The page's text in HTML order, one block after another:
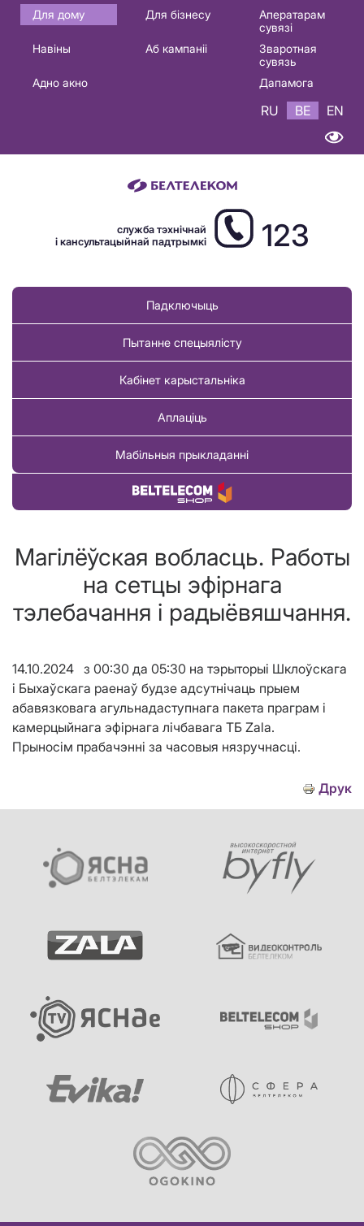
Основная
навигация
Для дому Для бізнесу
Аператарам
сувязі
Навіны
Аб кампаніі
Зваротная
сувязь
Адно акно
Дапамога
RU BE EN
служба тэхнічнай
і кансультацыйнай падтрымкі
123
Падключыць
Пытанне спецыялісту
Кабінет карыстальніка
Аплаціць
Мабільныя прыкладанні
Купіць тавар
Магілёўская вобласць. Работы
на сетцы эфірнага
тэлебачання і радыёвяшчання.
14.10.2024 з 00:30 да 05:30 на тэрыторыі Шклоўскага
і Быхаўскага раенаў будзе адсутнічаць прыем
абавязковага агульнадаступнага пакета праграм і
камерцыйнага эфірнага лічбавага ТБ Zala.
Прыносім прабачэнні за часовыя нязручнасці.
Друк